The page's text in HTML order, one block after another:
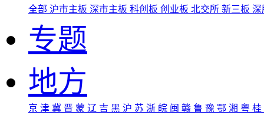
全部 沪市主板 深市主板 科创板 创业板 北交所 新三板
专题
地方
京 津 冀 晋 蒙 辽 吉 黑 沪 苏 浙 皖 闽 赣 鲁 豫 鄂 湘 粤 桂